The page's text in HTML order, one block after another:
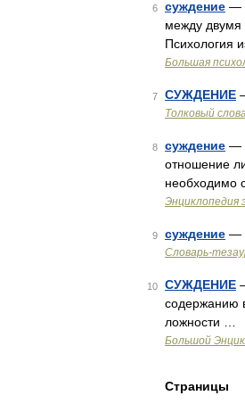
6 суждение —
между двумя
Психология
Большая
7 СУЖДЕНИЕ
Толковый
8 суждение —
отношение
необходимо
Энциклопедия
9 суждение —
Словарь-
10 СУЖДЕНИЕ
содержанию
ложности …
Большой
Страницы